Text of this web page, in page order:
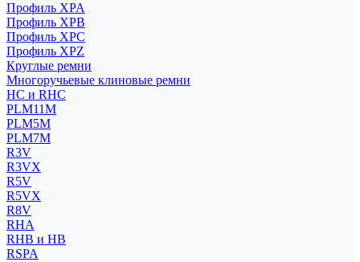
Профиль XPA
Профиль XPB
Профиль XPC
Профиль XPZ
Круглые ремни
Многоручьевые клиновые ремни
HC и RHC
PLM11M
PLM5M
PLM7M
R3V
R3VX
R5V
R5VX
R8V
RHA
RHB и HB
RSPA